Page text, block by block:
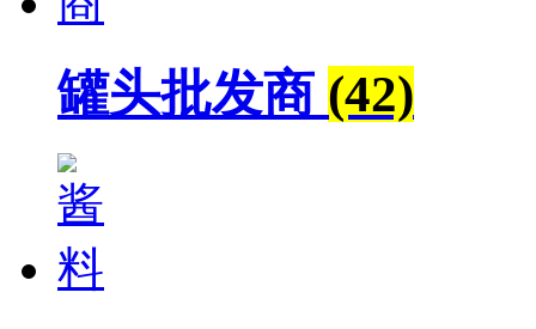
罐头批发商 (42)